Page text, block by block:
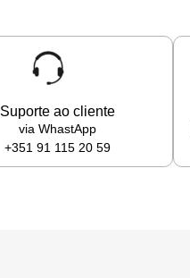
Suporte ao cliente
via WhastApp
+351 91 115 20 59